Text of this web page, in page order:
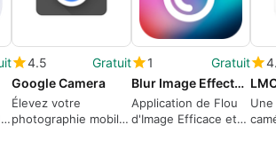
4.5
Gratuit
Google Camera
Élevez votre
photographie mobile
1
Gratuit
Blur Image Effects & Filters
Application de Flou
d'Image Efficace et